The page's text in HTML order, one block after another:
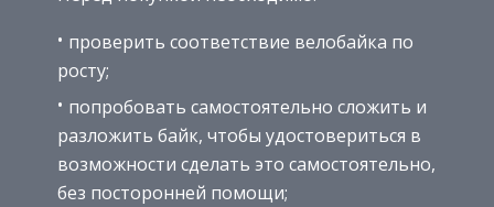
проверить соответствие велобайка по
росту;
попробовать самостоятельно сложить и
разложить байк, чтобы удостовериться в
возможности сделать это самостоятельно,
без посторонней помощи;